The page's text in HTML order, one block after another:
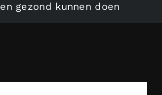
en gezond kunnen doen